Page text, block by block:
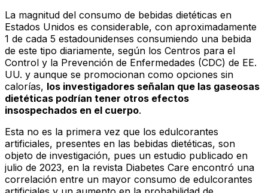
La magnitud del consumo de bebidas dietéticas en
Estados Unidos es considerable, con aproximadamente
1 de cada 5 estadounidenses consumiendo una bebida
de este tipo diariamente, según los Centros para el
Control y la Prevención de Enfermedades (CDC) de EE.
UU. y aunque se promocionan como opciones sin
calorías, los investigadores señalan que las gaseosas
dietéticas podrían tener otros efectos
insospechados en el cuerpo.
Esta no es la primera vez que los edulcorantes
artificiales, presentes en las bebidas dietéticas, son
objeto de investigación, pues un estudio publicado en
julio de 2023, en la revista Diabetes Care encontró una
correlación entre un mayor consumo de edulcorantes